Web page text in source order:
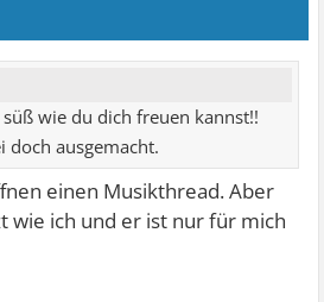
wie du dich freuen kannst!!
doch ausgemacht.
einen Musikthread. Aber
wie ich und er ist nur für mich